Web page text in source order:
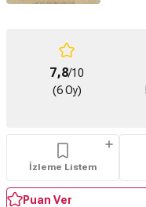
7,8/10
(6 Oy)
İzleme Listem
Puan Ver